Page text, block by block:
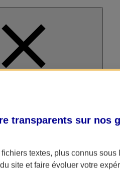
transparents sur nos
textes, plus connus sous
site et faire évoluer votre